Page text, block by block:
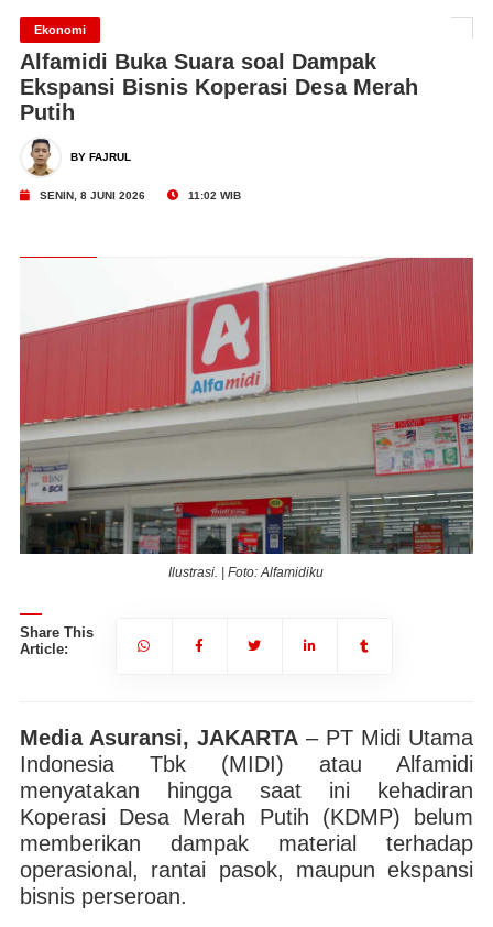
Ekonomi
Alfamidi Buka Suara soal Dampak
Ekspansi Bisnis Koperasi Desa Merah
Putih
BY FAJRUL
SENIN, 8 JUNI 2026 11:02 WIB
Ilustrasi. | Foto: Alfamidiku
Share This
Article:
Media Asuransi, JAKARTA– PT Midi Utama
Indonesia Tbk (MIDI) atau Alfamidi
menyatakan hingga saat ini kehadiran
Koperasi Desa Merah Putih (KDMP) belum
memberikan dampak material terhadap
operasional, rantai pasok, maupun ekspansi
bisnis perseroan.